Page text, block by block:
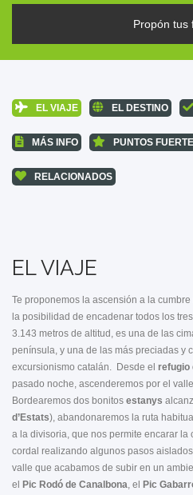
Propón tus
EL VIAJE EL DESTINO
MÁS INFO PUNTOS
RELACIONADOS
EL VIAJE
Te proponemos la ascensión a la cumbre
la posibilidad de encadenar todos los
3.143 metros de altitud, es una de las
península, y una de las más preciadas y
excursionismo catalán. Desde el refugio
pasado noche, ascenderemos por el
Bordearemos dos bonitos estanys
d’Estats), abandonaremos la ruta
a la divisoria, que nos permite encarar la
cordal realizando algunos pasos
valle que acabamos de subir en un
el
Pic Rodó de Canalbona, el Pic